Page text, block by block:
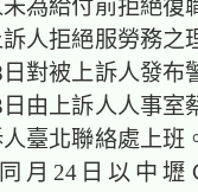
為給付前拒絕復
人拒絕服勞務之
被上訴人發布
由上訴人人事室
臺北聯絡處上班
月24日以中壢